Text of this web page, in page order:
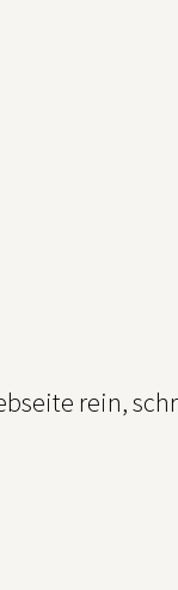
rein,